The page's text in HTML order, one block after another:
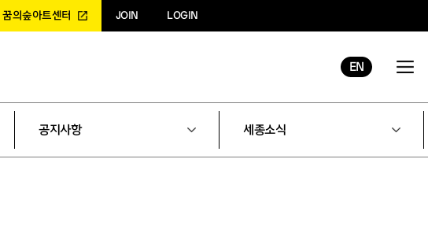
꿈의숲아트센터 JOIN LOGIN
EN
공지사항 세종소식